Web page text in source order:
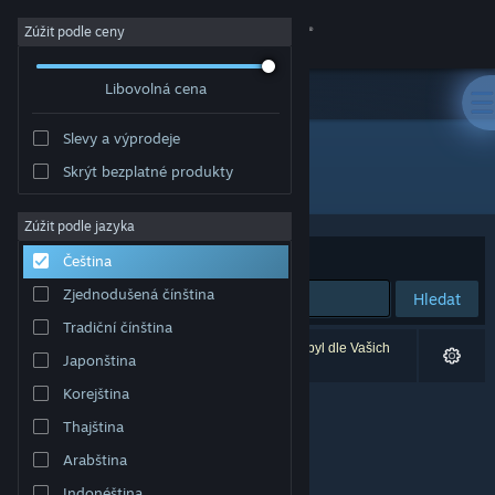
Přihlásit se
Komunita
Informace
Podpora
Změnit jazyk
Mobilní aplikace služby Steam
Desktopová verze stránky
Zúžit podle ceny
Libovolná cena
Slevy a výprodeje
Skrýt bezplatné produkty
Zúžit podle jazyka
Čeština
Zjednodušená čínština
Tradiční čínština
Japonština
Korejština
Thajština
Arabština
Vývojář: ProGames Studio
Seřadit podle
Hledat
Vašemu zadání odpovídá 0 výsledků. 1 produkt byl dle Vašich
předvoleb vyloučen z výsledků vyhledávání.